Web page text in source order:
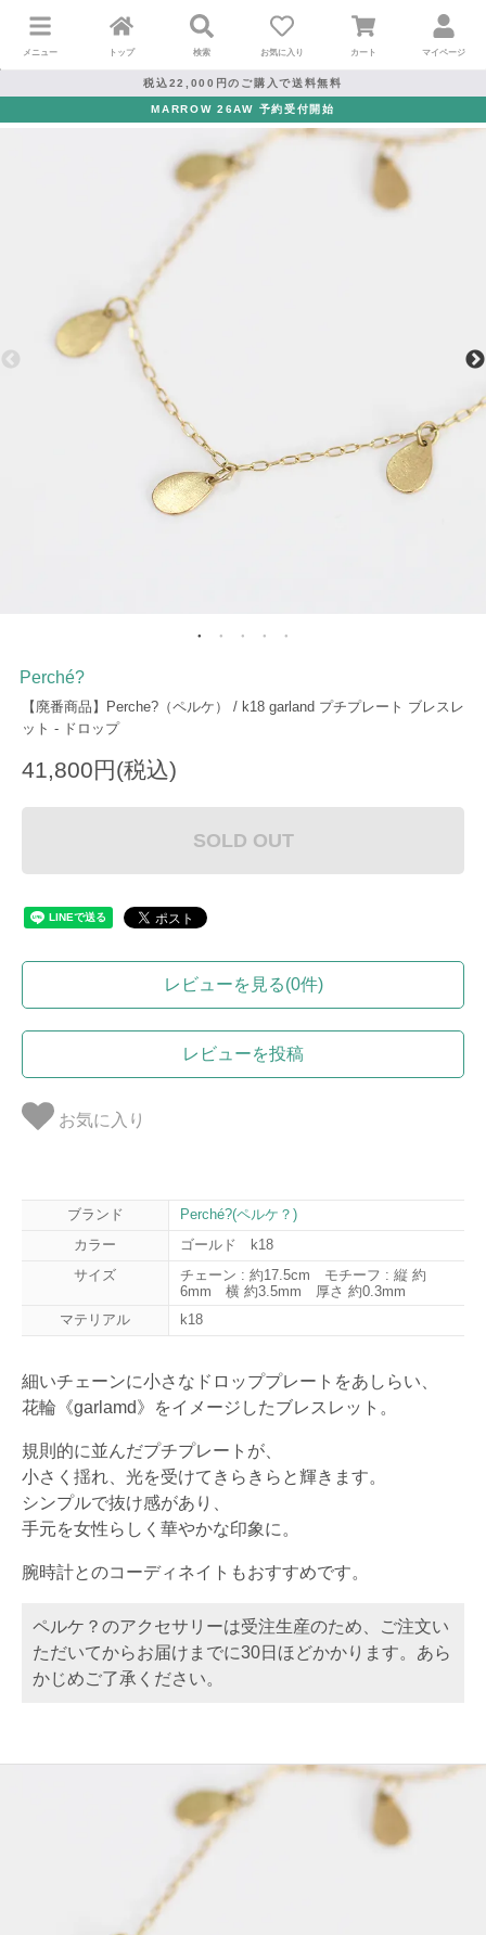
メニュー トップ 検索 お気に入り カート マイページ
税込22,000円のご購入で送料無料
MARROW 26AW 予約受付開始
Perché?
【廃番商品】Perche?（ペルケ） / k18 garland プチプレート ブレスレ
ット - ドロップ
41,800円(税込)
SOLD OUT
レビューを見る(0件)
レビューを投稿
お気に入り
ブランド
Perché?(ペルケ？)
カラー
ゴールド k18
サイズ
チェーン : 約17.5cm モチーフ : 縦 約
6mm 横 約3.5mm 厚さ 約0.3mm
マテリアル
k18
細いチェーンに小さなドロッププレートをあしらい、
花輪《garlamd》をイメージしたブレスレット。
規則的に並んだプチプレートが、
小さく揺れ、光を受けてきらきらと輝きます。
シンプルで抜け感があり、
手元を女性らしく華やかな印象に。
腕時計とのコーディネイトもおすすめです。
ペルケ？のアクセサリーは受注生産のため、ご注文い
ただいてからお届けまでに30日ほどかかります。あら
かじめご了承ください。